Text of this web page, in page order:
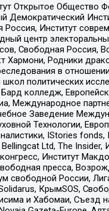
Открытое
Институт
центр
Свободная Россия,
Родники
в
политических
колледж,
Заведение
Технологии,
IStories
Ltd, The
Институт
пресса,
свободной России,
КрымSOS,
и Хабомаи, Съезд